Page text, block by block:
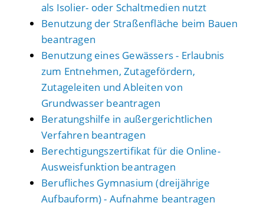
als Isolier- oder Schaltmedien nutzt
Benutzung der Straßenfläche beim Bauen
beantragen
Benutzung eines Gewässers - Erlaubnis
zum Entnehmen, Zutagefördern,
Zutageleiten und Ableiten von
Grundwasser beantragen
Beratungshilfe in außergerichtlichen
Verfahren beantragen
Berechtigungszertifikat für die Online-
Ausweisfunktion beantragen
Berufliches Gymnasium (dreijährige
Aufbauform) - Aufnahme beantragen